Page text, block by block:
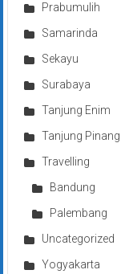
Prabumulih
Samarinda
Sekayu
Surabaya
Tanjung Enim
Tanjung Pinang
Travelling
Bandung
Palembang
Uncategorized
Yogyakarta